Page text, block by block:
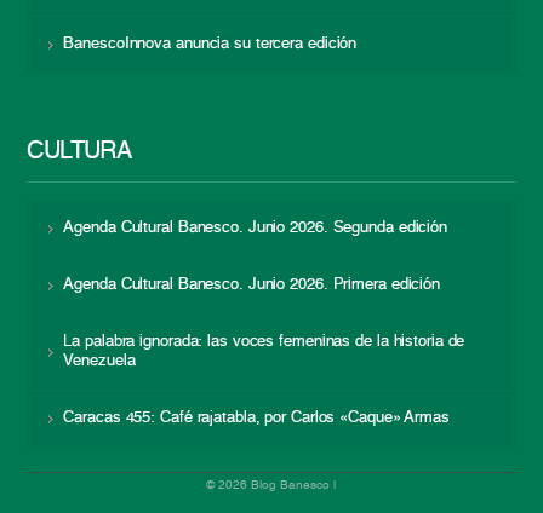
BanescoInnova anuncia su tercera edición
CULTURA
Agenda Cultural Banesco. Junio 2026. Segunda edición
Agenda Cultural Banesco. Junio 2026. Primera edición
La palabra ignorada: las voces femeninas de la historia de
Venezuela
Caracas 455: Café rajatabla, por Carlos «Caque» Armas
© 2026 Blog Banesco |